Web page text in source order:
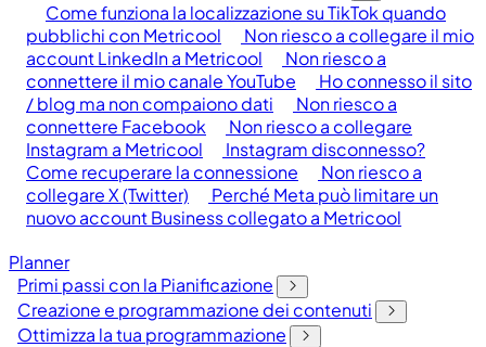
Come funziona la localizzazione su TikTok quando
pubblichi con Metricool
Non riesco a collegare il mio
account LinkedIn a Metricool
Non riesco a
connettere il mio canale YouTube
Ho connesso il sito
/ blog ma non compaiono dati
Non riesco a
connettere Facebook
Non riesco a collegare
Instagram a Metricool
Instagram disconnesso?
Come recuperare la connessione
Non riesco a
collegare X (Twitter)
Perché Meta può limitare un
nuovo account Business collegato a Metricool
Planner
Primi passi con la Pianificazione
Creazione e programmazione dei contenuti
Ottimizza la tua programmazione